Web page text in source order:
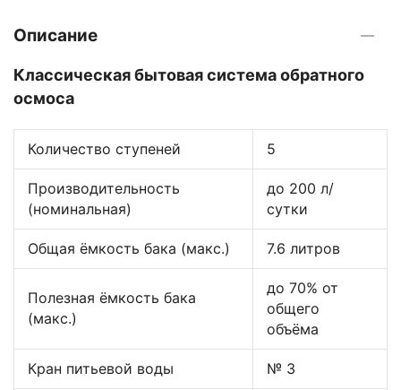
Описание
Классическая бытовая система обратного
осмоса
Количество ступеней 5
Производительность
(номинальная)
до 200 л/
сутки
Общая ёмкость бака (макс.) 7.6 литров
Полезная ёмкость бака
(макс.)
до 70% от
общего
объёма
Кран питьевой воды № 3